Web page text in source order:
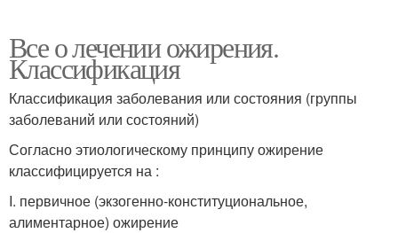
Все о лечении ожирения.
Классификация
Классификация заболевания или состояния (группы
заболеваний или состояний)
Согласно этиологическому принципу ожирение
классифицируется на :
I. первичное (экзогенно-конституциональное,
алиментарное) ожирение